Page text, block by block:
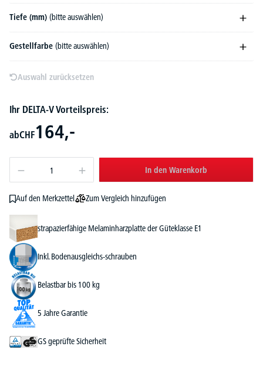
Tiefe (mm) (bitte auswählen)
Gestellfarbe (bitte auswählen)
Auswahl zurücksetzen
Ihr DELTA-V Vorteilspreis:
abCHF164,-
In den Warenkorb
Auf den Merkzettel Zum Vergleich hinzufügen
strapazierfähige Melaminharzplatte der Güteklasse E1
Inkl. Bodenausgleichs-schrauben
Belastbar bis 100 kg
5 Jahre Garantie
GS geprüfte Sicherheit